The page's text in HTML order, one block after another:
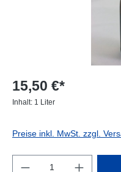
15,50 €*
Inhalt: 1 Liter
Preise inkl. MwSt. zzgl.
Produkt Anzahl: